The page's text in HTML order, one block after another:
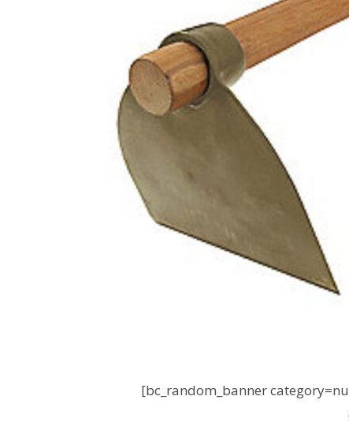
[bc_random_banner